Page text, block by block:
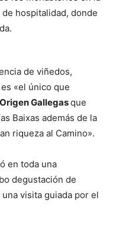
hospitalidad, donde
de viñedos,
«el único que
Gallegasque
Baixas además de la
riqueza al Camino».
en toda una
degustación de
visita guiada por el